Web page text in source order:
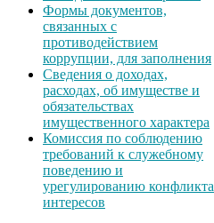
Формы документов,
связанных с
противодействием
коррупции, для заполнения
Сведения о доходах,
расходах, об имуществе и
обязательствах
имущественного характера
Комиссия по соблюдению
требований к служебному
поведению и
урегулированию конфликта
интересов